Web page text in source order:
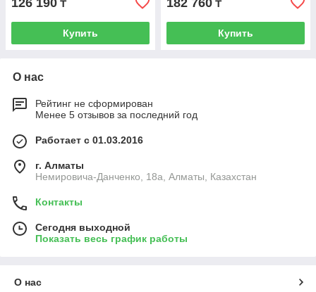
126 190 ₸
Купить
182 760 ₸
Купить
О нас
Рейтинг не сформирован
Менее 5 отзывов за последний год
Работает с 01.03.2016
г. Алматы
Немировича-Данченко, 18а, Алматы, Казахстан
Контакты
Сегодня выходной
Показать весь график работы
О нас